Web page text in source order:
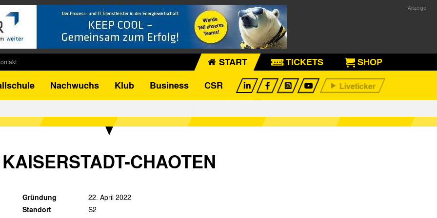
Pokal
START TICKETS
SHOP
Nachwuchs Klub Business CSR
KAISERSTADT-CHAOTEN
Gründung 22. April 2022
Standort S2